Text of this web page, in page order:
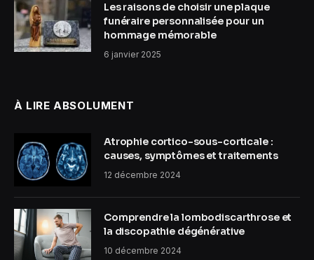
Les raisons de choisir une plaque
funéraire personnalisée pour un
hommage mémorable
6 janvier 2025
À LIRE ABSOLUMENT
Atrophie cortico-sous-corticale :
causes, symptômes et traitements
12 décembre 2024
Comprendre la lombodiscarthrose et
la discopathie dégénérative
10 décembre 2024